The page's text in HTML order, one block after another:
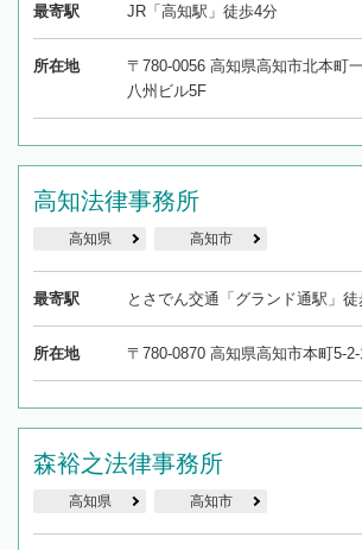
最寄駅 JR「高知駅」徒歩4分
所在地
〒780-0056 高知県高知市北本町
八州ビル5F
高知法律事務所
高知県 高知市
最寄駅 とさでん交通「グランド通駅」徒
所在地 〒780-0870 高知県高知市本町5-2-
森裕之法律事務所
高知県 高知市